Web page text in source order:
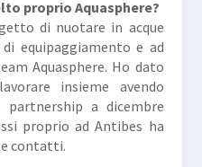
proprio Aquasphere?
di nuotare in acque
equipaggiamento e ad
Aquasphere. Ho dato
insieme avendo
partnership a dicembre
proprio ad Antibes ha
contatti.